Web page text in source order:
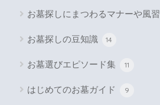
お墓探しにまつわるマナーや風習
お墓探しの豆知識 14
お墓選びエピソード集 11
はじめてのお墓ガイド 9